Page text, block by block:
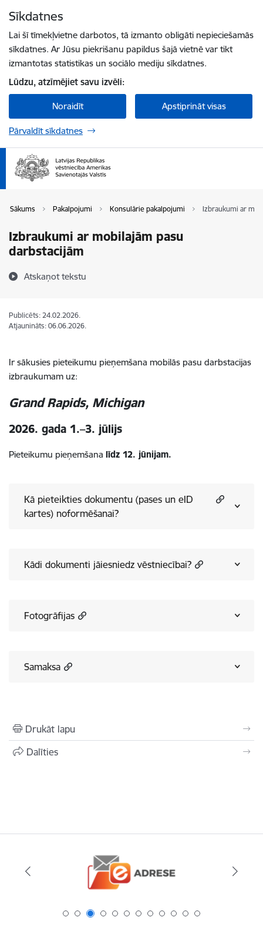
Sīkdatnes
Lai šī tīmekļvietne darbotos, tā izmanto obligāti nepieciešamās
sīkdatnes. Ar Jūsu piekrišanu papildus šajā vietnē var tikt
izmantotas statistikas un sociālo mediju sīkdatnes.
Lūdzu, atzīmējiet savu izvēli:
Noraidīt Apstiprināt visas
Pārvaldīt sīkdatnes
Sākums Pakalpojumi Konsulārie pakalpojumi Izbraukumi ar
Izbraukumi ar mobilajām pasu
darbstacijām
Atskaņot tekstu
Publicēts: 24.02.2026.
Atjaunināts: 06.06.2026.
Ir sākusies pieteikumu pieņemšana mobilās pasu darbstacijas
izbraukumam uz:
Grand Rapids, Michigan
2026. gada 1.–3. jūlijs
Pieteikumu pieņemšana līdz 12. jūnijam.
Kā pieteikties dokumentu (pases un eID
kartes) noformēšanai?
Kādi dokumenti jāiesniedz vēstniecībai?
Fotogrāfijas
Samaksa
Drukāt lapu
Dalīties